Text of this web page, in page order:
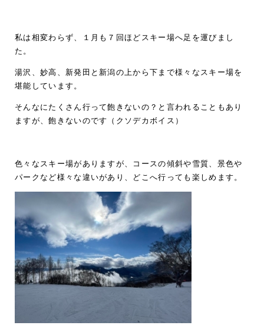
私は相変わらず、１月も７回ほどスキー場へ足を運びまし
た。
湯沢、妙高、新発田と新潟の上から下まで様々なスキー場を
堪能しています。
そんなにたくさん行って飽きないの？と言われることもあり
ますが、飽きないのです（クソデカボイス）
色々なスキー場がありますが、コースの傾斜や雪質、景色や
パークなど様々な違いがあり、どこへ行っても楽しめます。